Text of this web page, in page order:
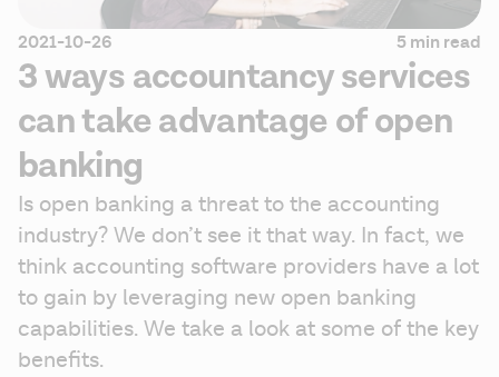
2021-10-26 5 min read
3 ways accountancy services
can take advantage of open
banking
Is open banking a threat to the accounting
industry? We don’t see it that way. In fact, we
think accounting software providers have a lot
to gain by leveraging new open banking
capabilities. We take a look at some of the key
benefits.